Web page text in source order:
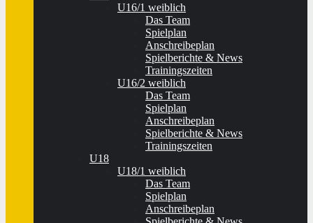
U16/1 weiblich
Das Team
Spielplan
Anschreibeplan
Spielberichte & News
Trainingszeiten
U16/2 weiblich
Das Team
Spielplan
Anschreibeplan
Spielberichte & News
Trainingszeiten
U18
U18/1 weiblich
Das Team
Spielplan
Anschreibeplan